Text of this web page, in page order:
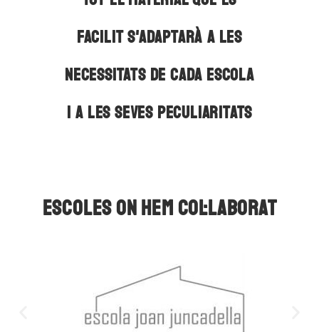
FACILIT S'ADAPTARÀ A LES
NECESSITATS DE CADA ESCOLA
I A LES SEVES PECULIARITATS
ESCOLES ON HEM COL·LABORAT